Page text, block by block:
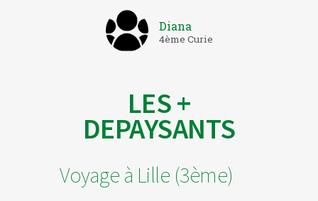
Diana
4ème Curie
LES +
DEPAYSANTS
Voyage à Lille (3ème)